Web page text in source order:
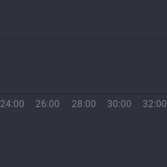
24:00 26:00 28:00 30:00 32:00